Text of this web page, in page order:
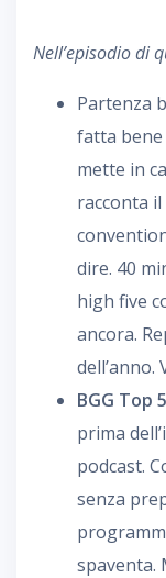
Nell’episodio di
Partenza
fatta bene
mette in
racconta
dire. 40
high five
ancora.
dell’anno.
BGG Top
prima
podcast.
senza
spaventa.